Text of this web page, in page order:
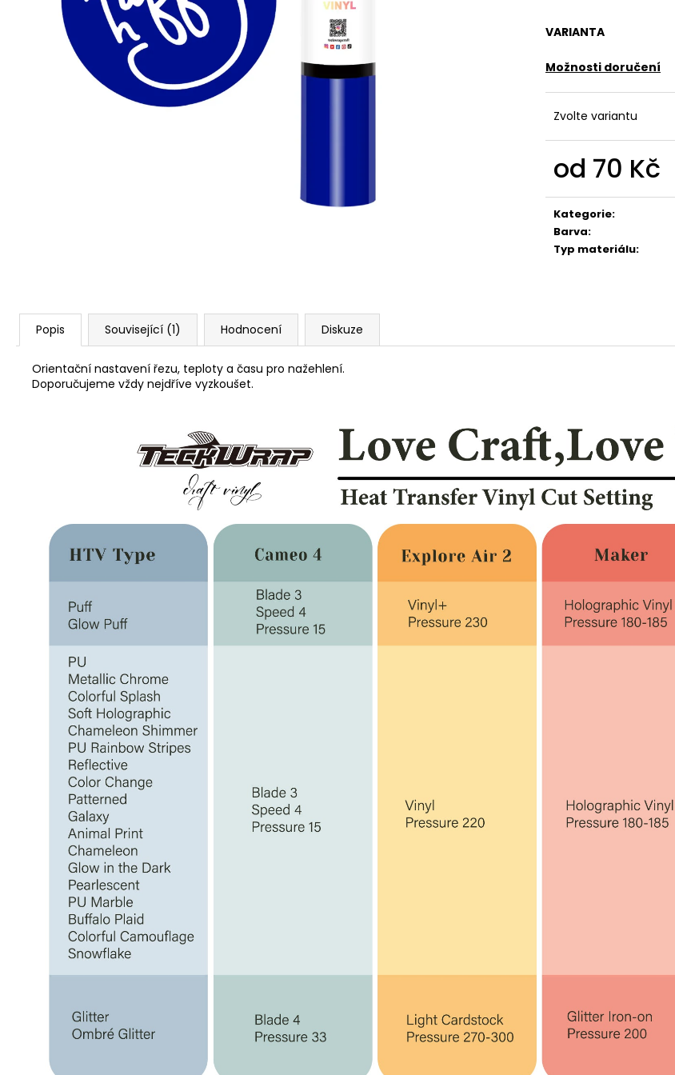
VARIANTA
Možnosti doručení
Zvolte variantu
od 70 Kč
cena:
Kategorie:
Barva:
Typ materiálu:
Popis Související (1) Hodnocení Diskuze
Orientační nastavení řezu, teploty a času pro nažehlení.
Doporučujeme vždy nejdříve vyzkoušet.